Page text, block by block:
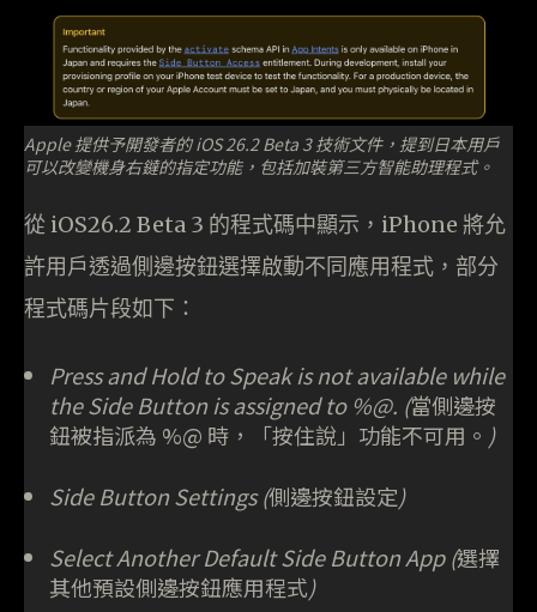
Apple 提供予開發者的 iOS 26.2 Beta 3 技術文件，提到日本用戶
可以改變機身右鐽的指定功能，包括加裝第三方智能助理程式。
從 iOS26.2 Beta 3 的程式碼中顯示，iPhone 將允
許用戶透過側邊按鈕選擇啟動不同應用程式，部分
程式碼片段如下：
Press and Hold to Speak is not available while
the Side Button is assigned to %@. (當側邊按
鈕被指派為 %@ 時，「按住說」功能不可用。 )
Side Button Settings (側邊按鈕設定)
Select Another Default Side Button App (選擇
其他預設側邊按鈕應用程式)